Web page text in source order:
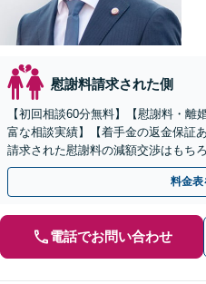
慰謝料請求された側
【初回相談60分無料】【慰謝料・離
富な相談実績】【着手金の返金保証
請求された慰謝料の減額交渉はもち
棄など様々な離婚・男女問題の解決
料金表
電話でお問い合わせ